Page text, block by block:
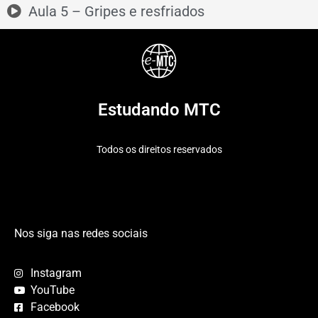
Aula 5 – Gripes e resfriados
Estudando MTC
Todos os direitos reservados
Nos siga nas redes sociais
Instagram
YouTube
Facebook